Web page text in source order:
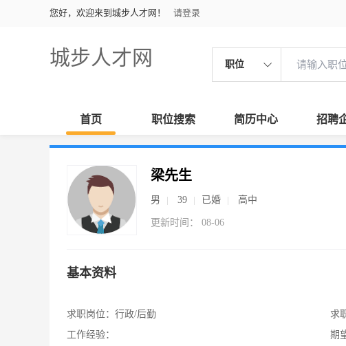
您好，欢迎来到城步人才网！ 请登录
城步人才网 职位
首页 职位搜索 简历中心 招聘
梁先生
男 39 已婚 高中
更新时间： 08-06
基本资料
求职岗位： 行政/后勤
工作经验：
求
期